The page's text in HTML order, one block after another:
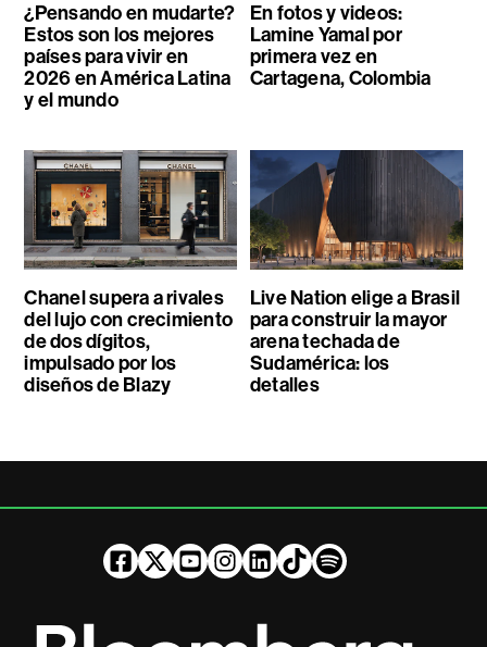
¿Pensando en mudarte?
Estos son los mejores
países para vivir en
2026 en América Latina
y el mundo
En fotos y videos:
Lamine Yamal por
primera vez en
Cartagena, Colombia
Chanel supera a rivales
del lujo con crecimiento
de dos dígitos,
impulsado por los
diseños de Blazy
Live Nation elige a Brasil
para construir la mayor
arena techada de
Sudamérica: los
detalles